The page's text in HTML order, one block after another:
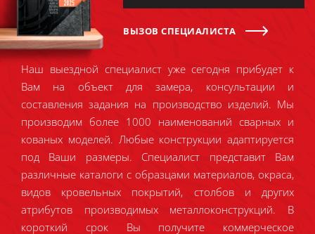
ВЫЗОВ СПЕЦИАЛИСТА
Наш выездной специалист уже сегодня прибудет к
Вам на объект для замера, консультации и
составления задания на производство изделий. Мы
производим более 1000 наименований сварных и
кованых моделей. Любые конструкции адаптируется
под Ваши размеры. Специалист представит Вам
различные каталоги с образцами материалов, окраса,
видов кровельных покрытий, столбов и других
атрибутов производимых металлоконструкций. В
короткий срок Вы получите коммерческое